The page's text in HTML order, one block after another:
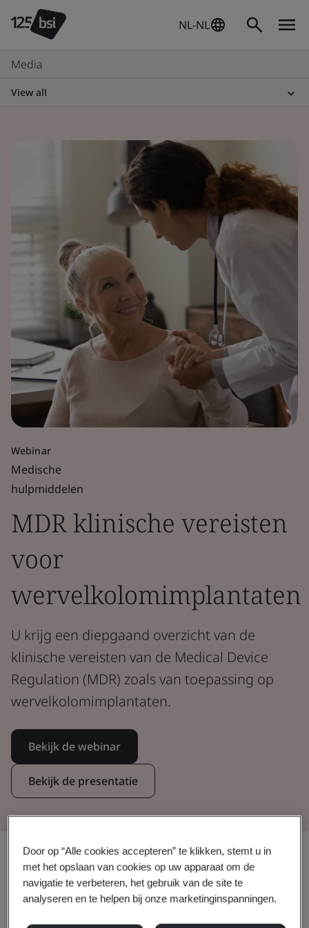
NL-NL
Media
View all
Webinar
Medische
hulpmiddelen
MDR klinische vereisten
voor
wervelkolomimplantaten
U krijg een diepgaand overzicht van de
klinische vereisten van de Medical Device
Regulation (MDR) zoals van toepassing op
wervelkolomimplantaten.
Bekijk de webinar
Bekijk de presentatie
Delen:
De impact van de EU MDR op
Door op “Alle cookies accepteren” te klikken, stemt u in
met het opslaan van cookies op uw apparaat om de
navigatie te verbeteren, het gebruik van de site te
analyseren en te helpen bij onze marketinginspanningen.